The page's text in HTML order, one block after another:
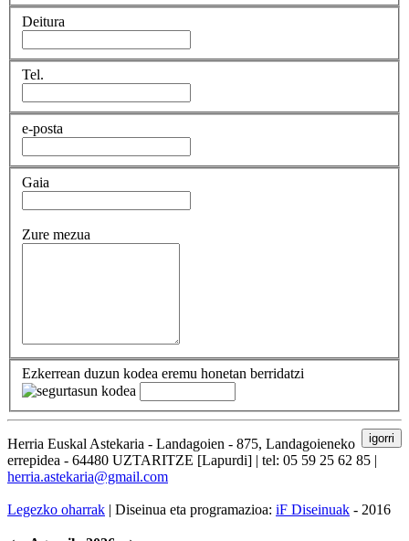
Deitura
Tel.
e-posta
Gaia
Zure mezua
Ezkerrean duzun kodea eremu honetan berridatzi
igorri
Herria Euskal Astekaria - Landagoien - 875, Landagoieneko
errepidea - 64480 UZTARITZE [Lapurdi] | tel: 05 59 25 62 85 |
herria.astekaria@gmail.com
Legezko oharrak | Diseinua eta programazioa: iF Diseinuak - 2016